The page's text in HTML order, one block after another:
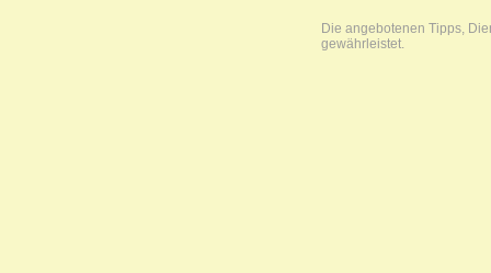
Die angebotenen Tipps,
gewährleistet.